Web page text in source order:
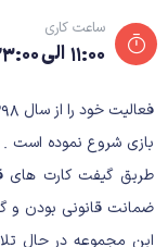
ساعت کاری
۱۱:۰۰ الی ۲۳:۰۰
بازی شروع نموده است
طریق گیفت کارت های
ضمانت قانونی بودن و
این مجموعه در حال